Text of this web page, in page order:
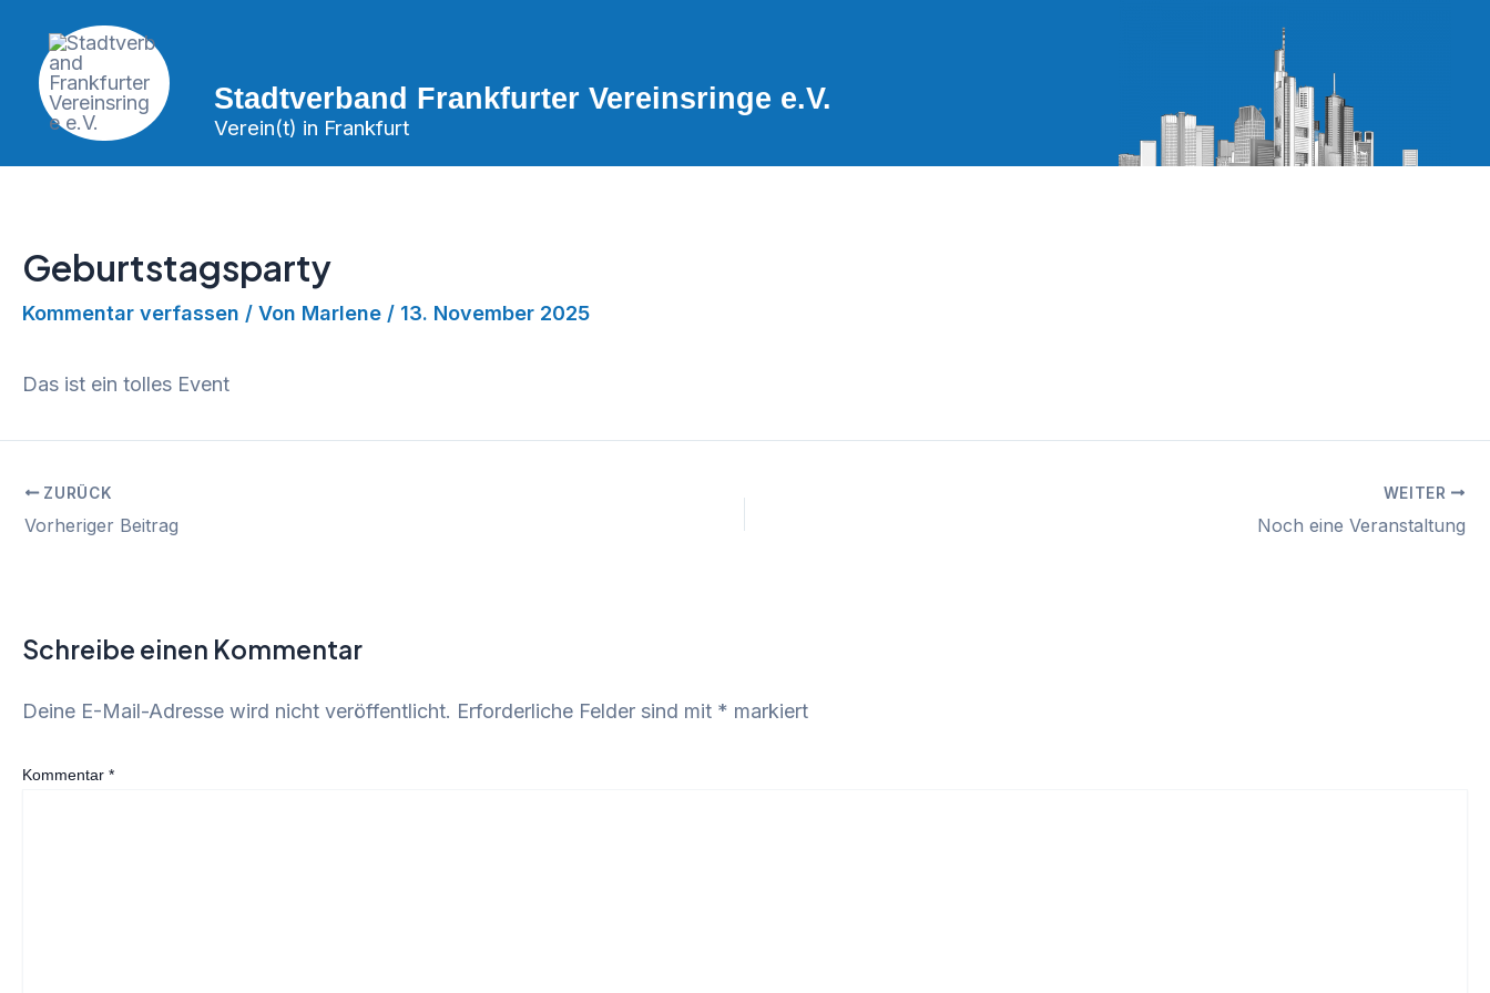
Inhalt
springen
Stadtverband Frankfurter Vereinsringe e.V.
Verein(t) in Frankfurt
Geburtstagsparty
Kommentar verfassen / Von Marlene / 13. November 2025
Das ist ein tolles Event
ZURÜCK
Vorheriger Beitrag
WEITER
Noch eine Veranstaltung
Schreibe einen Kommentar
Deine E-Mail-Adresse wird nicht veröffentlicht. Erforderliche Felder sind mit * markiert
Kommentar *